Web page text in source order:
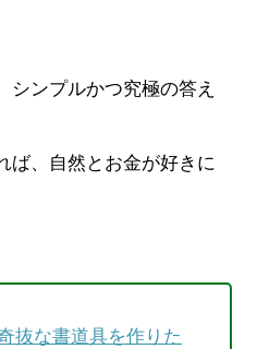
シンプルかつ究極の答え
ば、自然とお金が好きに
抜な書道具を作りた